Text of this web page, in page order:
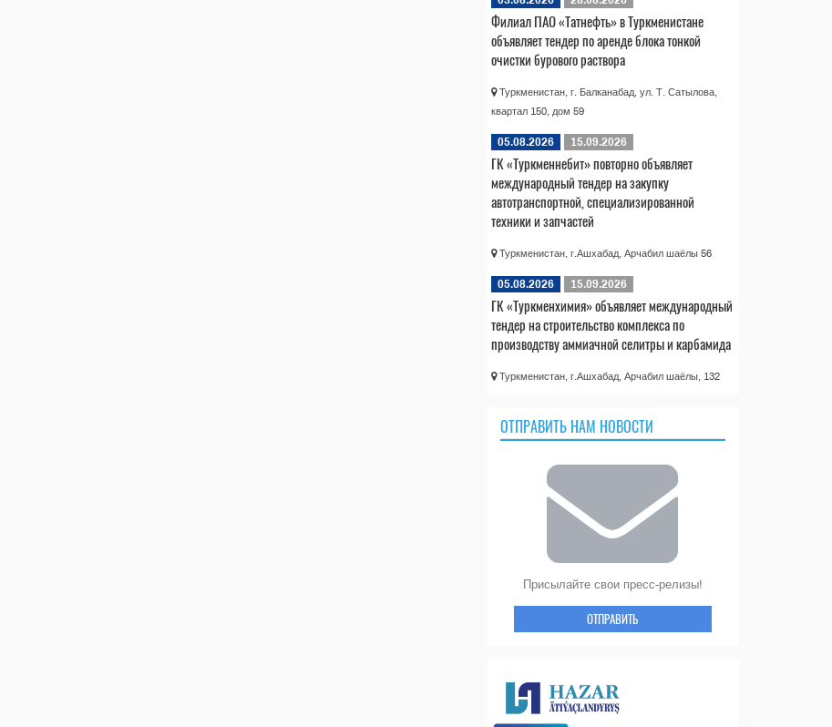
Филиал ПАО «Татнефть» в Туркменистане
объявляет тендер по аренде блока тонкой
очистки бурового раствора
Туркменистан, г. Балканабад, ул. Т. Сатылова,
квартал 150, дом 59
05.08.2026 15.09.2026
ГК «Туркменнебит» повторно объявляет
международный тендер на закупку
автотранспортной, специализированной
техники и запчастей
Туркменистан, г.Ашхабад, Арчабил шаёлы 56
05.08.2026 15.09.2026
ГК «Туркменхимия» объявляет международный
тендер на строительство комплекса по
производству аммиачной селитры и карбамида
Туркменистан, г.Ашхабад, Арчабил шаёлы, 132
ОТПРАВИТЬ НАМ НОВОСТИ
Присылайте свои пресс-релизы!
ОТПРАВИТЬ